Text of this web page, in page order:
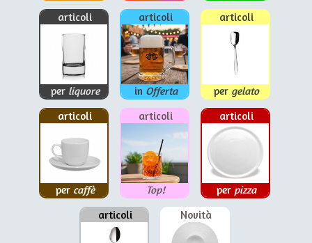
articoli
per liquore
articoli
in Offerta
articoli
per gelato
articoli
per caffè
articoli
Top!
articoli
per pizza
articoli
Novità